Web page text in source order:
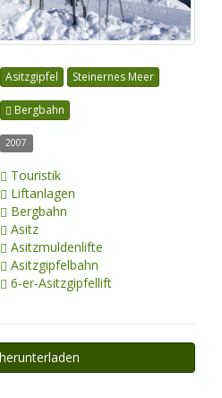
Asitzgipfel Steinernes Meer
Bergbahn
2007
Touristik
Liftanlagen
Bergbahn
Asitz
Asitzmuldenlifte
Asitzgipfelbahn
6-er-Asitzgipfellift